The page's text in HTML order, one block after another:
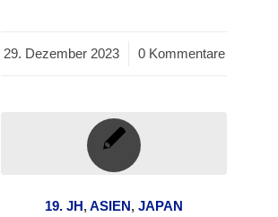
29. Dezember 2023
/ 0 Kommentare
19. JH,ASIEN,JAPAN